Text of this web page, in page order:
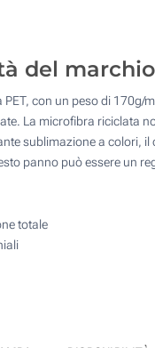
500
1000
Quantità
del
con un peso di
La microfibra riciclata
sublimazione a colori,
panno può essere un
totale